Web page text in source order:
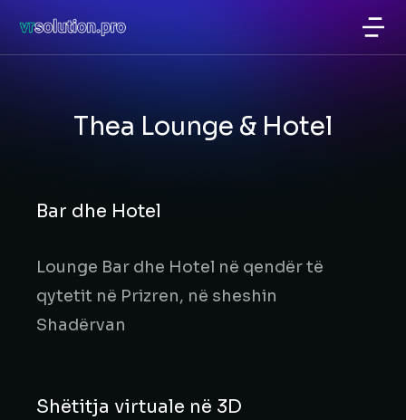
Thea Lounge & Hotel
Bar dhe Hotel
Lounge Bar dhe Hotel në qendër të
qytetit në Prizren, në sheshin
Shadërvan
Shëtitja virtuale në 3D